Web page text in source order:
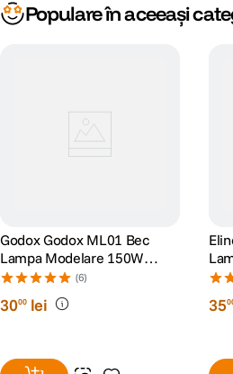
Populare în aceeași
Godox Godox ML01 Bec
Lampa Modelare 150W
E27Lampa Modelatoare
150W E27
(6)
3000 lei 35